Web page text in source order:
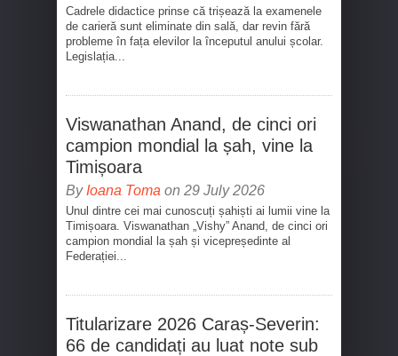
Cadrele didactice prinse că trișează la examenele
de carieră sunt eliminate din sală, dar revin fără
probleme în fața elevilor la începutul anului școlar.
Legislația...
Viswanathan Anand, de cinci ori
campion mondial la șah, vine la
Timișoara
By Ioana Toma on 29 July 2026
Unul dintre cei mai cunoscuți șahiști ai lumii vine la
Timișoara. Viswanathan „Vishy” Anand, de cinci ori
campion mondial la șah și vicepreședinte al
Federației...
Titularizare 2026 Caraș-Severin:
66 de candidați au luat note sub